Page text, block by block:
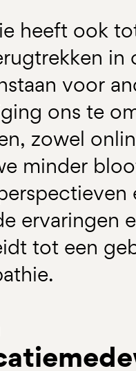
heeft ook
voor
ons te
zowel
minder
ervaringen
tot een